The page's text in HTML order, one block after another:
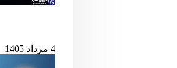
4 مرداد 1405